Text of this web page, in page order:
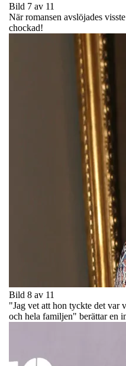
Bild 7 av 11
När romansen avslöjades
chockad!
Bild 8 av 11
"Jag vet att hon tyckte det var
och hela familjen" berättar en